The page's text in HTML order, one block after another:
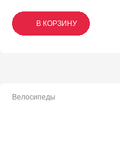
В КОРЗИНУ
В КОРЗИНУ
В КОРЗИНУ
Велосипеды